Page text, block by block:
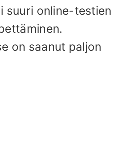
suuri online-testien
on saanut paljon